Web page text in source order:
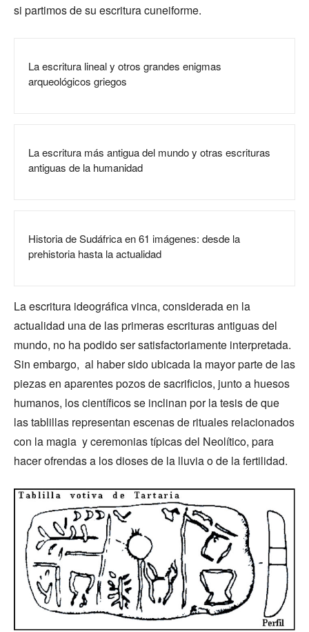
si partimos de su escritura cuneiforme.
La escritura lineal y otros grandes enigmas
arqueológicos griegos
La escritura más antigua del mundo y otras escrituras
antiguas de la humanidad
Historia de Sudáfrica en 61 imágenes: desde la
prehistoria hasta la actualidad
La escritura ideográfica vinca, considerada en la
actualidad una de las primeras escrituras antiguas del
mundo, no ha podido ser satisfactoriamente interpretada.
Sin embargo, al haber sido ubicada la mayor parte de las
piezas en aparentes pozos de sacrificios, junto a huesos
humanos, los científicos se inclinan por la tesis de que
las tablillas representan escenas de rituales relacionados
con la magia y ceremonias típicas del Neolítico, para
hacer ofrendas a los dioses de la lluvia o de la fertilidad.